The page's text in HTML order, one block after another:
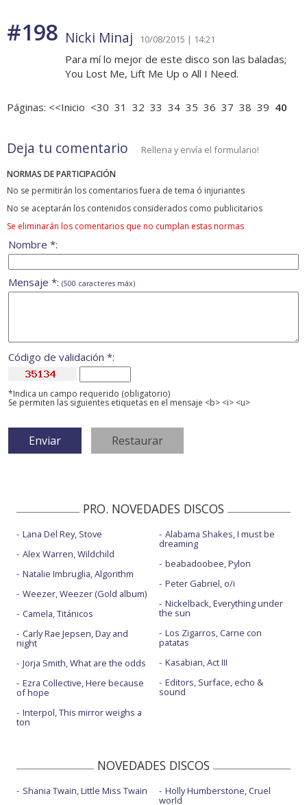
#198 Nicki Minaj 10/08/2015 | 14:21
Para mí lo mejor de este disco son las baladas;
You Lost Me, Lift Me Up o All I Need.
Páginas: <<Inicio <30 31 32 33 34 35 36 37 38 39 40
Deja tu comentario Rellena y envía el formulario!
NORMAS DE PARTICIPACIÓN
No se permitirán los comentarios fuera de tema ó injuriantes
No se aceptarán los contenidos considerados como publicitarios
Se eliminarán los comentarios que no cumplan estas normas
Nombre *:
Mensaje *: (500 caracteres máx)
Código de validación *:
*Indica un campo requerido (obligatorio)
Se permiten las siguientes etiquetas en el mensaje <b> <i> <u>
PRO. NOVEDADES DISCOS
Lana Del Rey, Stove
Alex Warren, Wildchild
Natalie Imbruglia, Algorithm
Weezer, Weezer (Gold album)
Camela, Titánicos
Carly Rae Jepsen, Day and
night
Jorja Smith, What are the odds
Ezra Collective, Here because
of hope
Interpol, This mirror weighs a
ton
Alabama Shakes, I must be
dreaming
beabadoobee, Pylon
Peter Gabriel, o/i
Nickelback, Everything under
the sun
Los Zigarros, Carne con
patatas
Kasabian, Act III
Editors, Surface, echo &
sound
NOVEDADES DISCOS
Shania Twain, Little Miss Twain
Holly Humberstone, Cruel
world